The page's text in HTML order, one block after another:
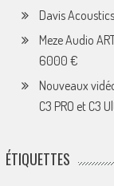
Davis
Meze Audio
6000 €
Nouveaux
C3 PRO et C3
ÉTIQUETTES